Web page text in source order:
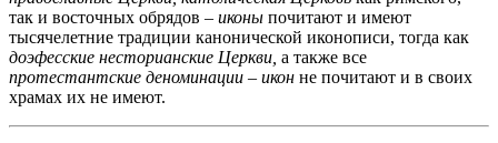
так и восточных обрядов – иконы почитают и имеют
тысячелетние традиции канонической иконописи, тогда как
доэфесские несторианские Церкви, а также все
протестантские деноминации – икон не почитают и в своих
храмах их не имеют.